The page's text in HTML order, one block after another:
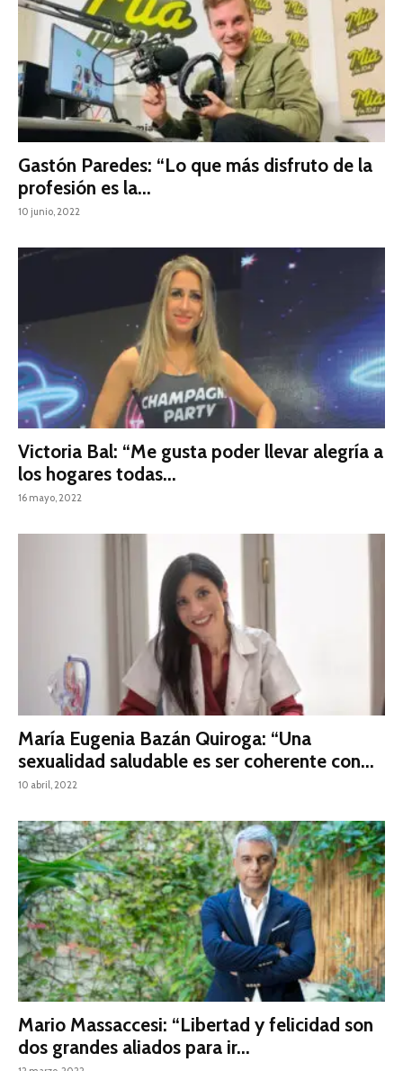
Gastón Paredes: “Lo que más disfruto de la
profesión es la...
10 junio, 2022
Victoria Bal: “Me gusta poder llevar alegría a
los hogares todas...
16 mayo, 2022
María Eugenia Bazán Quiroga: “Una
sexualidad saludable es ser coherente con...
10 abril, 2022
Mario Massaccesi: “Libertad y felicidad son
dos grandes aliados para ir...